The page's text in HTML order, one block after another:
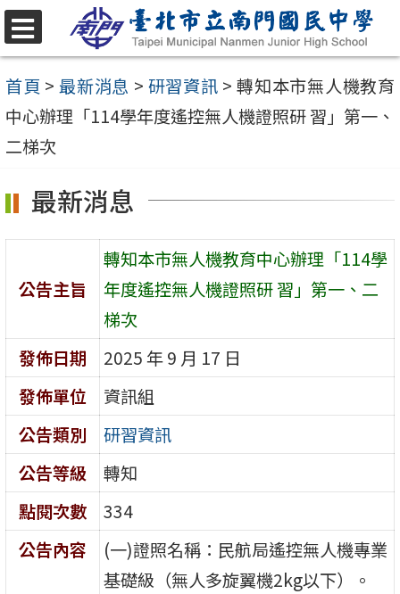
跳
至
主
要
內
區
選
單
首頁 > 最新消息 > 研習資訊 > 轉知本市無人機教育
中心辦理「114學年度遙控無人機證照研 習」第一、
二梯次
最新消息
公告主旨
轉知本市無人機教育中心辦理「114學
年度遙控無人機證照研 習」第一、二
梯次
發佈日期
2025 年 9 月 17 日
發佈單位
資訊組
公告類別
研習資訊
公告等級
轉知
點閱次數
334
公告內容
(一)證照名稱：民航局遙控無人機專業
基礎級（無人多旋翼機2kg以下）。